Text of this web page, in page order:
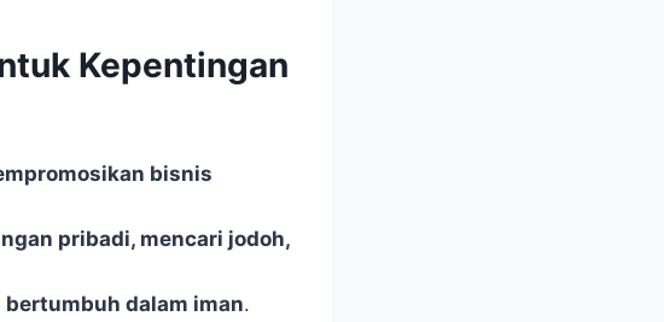
Kepentingan
bisnis
pribadi, mencari jodoh,
dalam iman.